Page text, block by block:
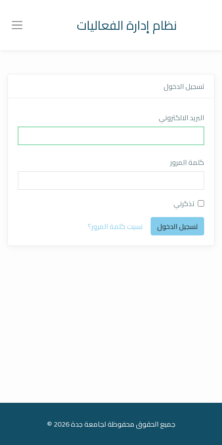
نظام إدارة الفعاليات
تسجيل الدخول
البريد الالكتروني
كلمة المرور
تذكرني
تسجيل الدخول
نسيت كلمة المرور؟
جميع الحقوق محفوظة لجامعة جدة 2026 ©